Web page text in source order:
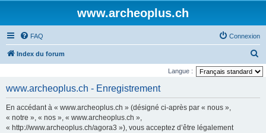
www.archeoplus.ch
FAQ Connexion
Index du forum
e
Langue :
www.archeoplus.ch - Enregistrement
En accédant à « www.archeoplus.ch » (désigné ci-après par « nous »,
« notre », « nos », « www.archeoplus.ch »,
« http://www.archeoplus.ch/agora3 »), vous acceptez d’être légalement